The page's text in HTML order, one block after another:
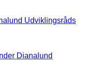
Udviklingsråds